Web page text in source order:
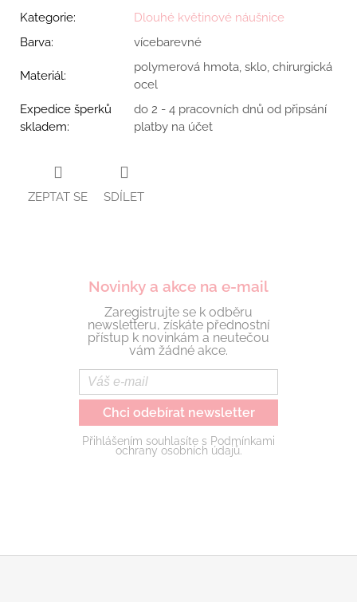
Kategorie:
Dlouhé květinové náušnice
Barva: vícebarevné
Materiál:
polymerová hmota, sklo, chirurgická
ocel
Expedice šperků
skladem:
do 2 - 4 pracovních dnů od připsání
platby na účet
ZEPTAT SE SDÍLET
Novinky a akce na e-mail
Zaregistrujte se k odběru
newsletteru, získáte přednostní
přístup k novinkám a neutečou
vám žádné akce.
Chci odebírat newsletter
Přihlášením souhlasíte s Podmínkami
ochrany osobních údajů.